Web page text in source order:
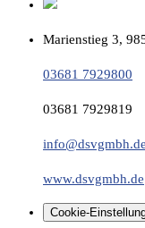
Marienstieg 3,
03681 7929800
03681 7929819
info@dsvgmbh.de
www.dsvgmbh.de
Cookie-